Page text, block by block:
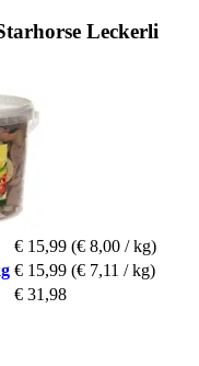
Leckerli
€ 15,99 (€ 8,00 / kg)
€ 15,99 (€ 7,11 / kg)
€ 31,98